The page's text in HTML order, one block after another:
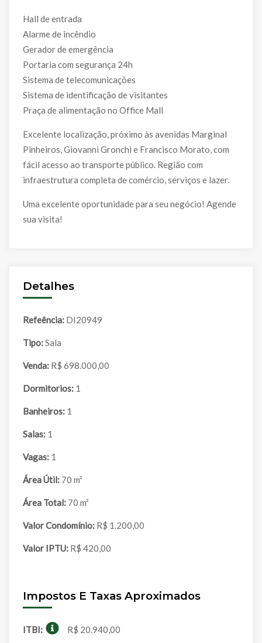
Hall de entrada
Alarme de incêndio
Gerador de emergência
Portaria com segurança 24h
Sistema de telecomunicações
Sistema de identificação de visitantes
Praça de alimentação no Office Mall
Excelente localização, próximo às avenidas Marginal
Pinheiros, Giovanni Gronchi e Francisco Morato, com
fácil acesso ao transporte público. Região com
infraestrutura completa de comércio, serviços e lazer.
Uma excelente oportunidade para seu negócio! Agende
sua visita!
Detalhes
Refeência: DI20949
Tipo: Sala
Venda: R$ 698.000,00
Dormitorios: 1
Banheiros: 1
Salas: 1
Vagas: 1
Área Útil: 70 m²
Área Total: 70 m²
Valor Condomínio: R$ 1.200,00
Valor IPTU: R$ 420,00
Impostos E Taxas Aproximados
ITBI: R$ 20.940,00